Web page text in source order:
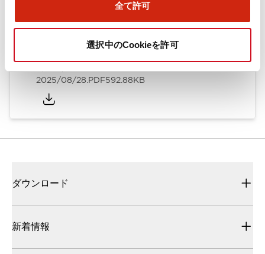
全て許可
選択中のCookieを許可
2025/08/28.PDF592.88KB
ダウンロード
新着情報